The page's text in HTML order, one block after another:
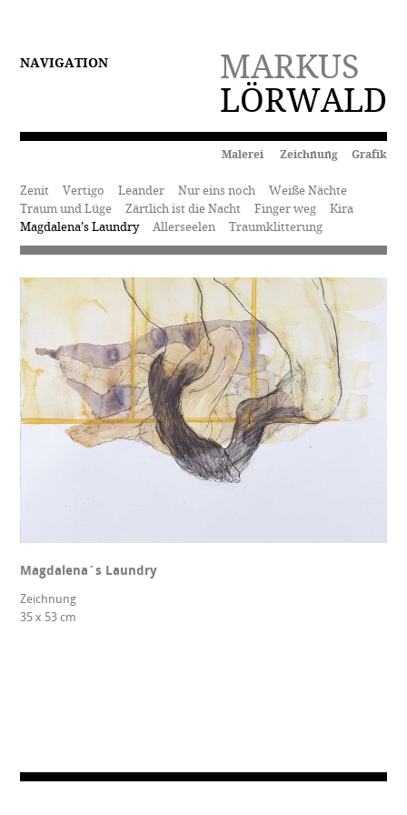
MARKUS
LÖRWALD
NAVIGATION
Malerei Zeichnung Grafik
Zenit Vertigo Leander Nur eins noch
Weiße Nächte
Traum und Lüge
Zärtlich ist die Nacht Finger weg
Kira
Magdalena’s Laundry
Allerseelen Traumklitterung
Magdalena´s Laundry
Zeichnung
35 x 53 cm